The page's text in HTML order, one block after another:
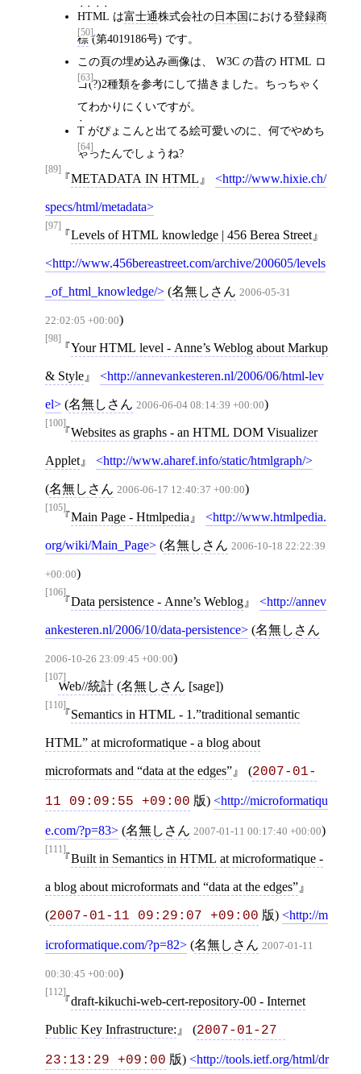
[50]
HTML は富士通株式会社の日本国における登録商
標(第4019186号) です。
[63]
この頁の埋め込み画像は、 W3C の昔の HTML ロ
ゴ(?)2種類を参考にして描きました。ちっちゃく
てわかりにくいですが。
[64]
T がぴょこんと出てる絵可愛いのに、何でやめち
ゃったんでしょうね?
[89]
METADATA IN HTML http://www.hixie.ch/
specs/html/metadata
[97]
Levels of HTML knowledge | 456 Berea Street
http://www.456bereastreet.com/archive/200605/levels
_of_html_knowledge/ (名無しさん 2006-05-31
22:02:05 +00:00)
[98]
Your HTML level - Anne’s Weblog about Markup
& Style http://annevankesteren.nl/2006/06/html-lev
el (名無しさん 2006-06-04 08:14:39 +00:00)
[100]
Websites as graphs - an HTML DOM Visualizer
Applet http://www.aharef.info/static/htmlgraph/
(名無しさん 2006-06-17 12:40:37 +00:00)
[105]
Main Page - Htmlpedia http://www.htmlpedia.
org/wiki/Main_Page (名無しさん 2006-10-18 22:22:39
+00:00)
[106]
Data persistence - Anne’s Weblog http://annev
ankesteren.nl/2006/10/data-persistence (名無しさん
2006-10-26 23:09:45 +00:00)
[107]
Web//統計 (名無しさん [sage])
[110]
Semantics in HTML - 1.”traditional semantic
HTML” at microformatique - a blog about
microformats and “data at the edges” (2007-01-
11 09:09:55 +09:00 版) http://microformatiqu
e.com/?p=83 (名無しさん 2007-01-11 00:17:40 +00:00)
[111]
Built in Semantics in HTML at microformatique -
a blog about microformats and “data at the edges”
(2007-01-11 09:29:07 +09:00 版) http://m
icroformatique.com/?p=82 (名無しさん 2007-01-11
00:30:45 +00:00)
[112]
draft-kikuchi-web-cert-repository-00 - Internet
Public Key Infrastructure: (2007-01-27
23:13:29 +09:00 版) http://tools.ietf.org/html/dr